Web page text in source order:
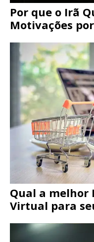
Por que o Irã
Motivações
Qual a melhor
Virtual para